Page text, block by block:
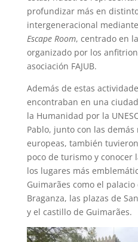
profundizar más en
intergeneracional
Escape Room, centrado en
organizado por los
asociación FAJUB.
Además de estas
encontraban en una
la Humanidad por la
Pablo, junto con las
europeas, también
poco de turismo y conocer
los lugares más
Guimarães como el
Braganza, las plazas de
y el castillo de Guimarães.